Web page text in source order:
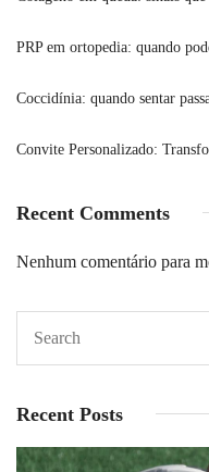
PRP em ortopedia: quando
Coccidínia: quando sentar
Convite Personalizado:
Recent Comments
Nenhum comentário para
Recent Posts